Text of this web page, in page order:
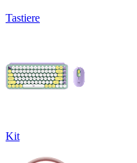
Tastiere
Kit